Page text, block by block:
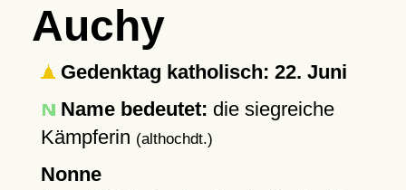
Auchy
Gedenktag katholisch: 22. Juni
Name bedeutet: die siegreiche
Kämpferin (althochdt.)
Nonne